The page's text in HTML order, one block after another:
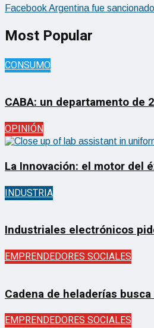
Facebook Argentina fue
Most Popular
CONSUMO
CABA: un departamento de
OPINIÓN
La Innovación: el motor del
INDUSTRIA
Industriales electrónicos
EMPRENDEDORES SOCIALES
Cadena de heladerías
EMPRENDEDORES SOCIALES